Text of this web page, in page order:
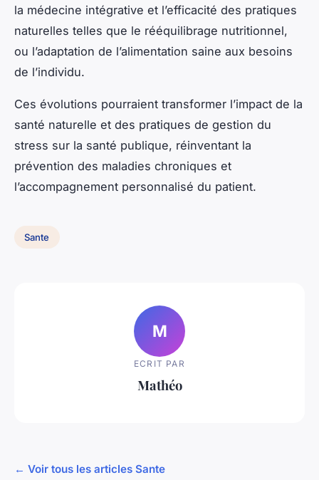
la médecine intégrative et l’efficacité des pratiques
naturelles telles que le rééquilibrage nutritionnel,
ou l’adaptation de l’alimentation saine aux besoins
de l’individu.
Ces évolutions pourraient transformer l’impact de la
santé naturelle et des pratiques de gestion du
stress sur la santé publique, réinventant la
prévention des maladies chroniques et
l’accompagnement personnalisé du patient.
Sante
M
ECRIT PAR
Mathéo
← Voir tous les articles Sante